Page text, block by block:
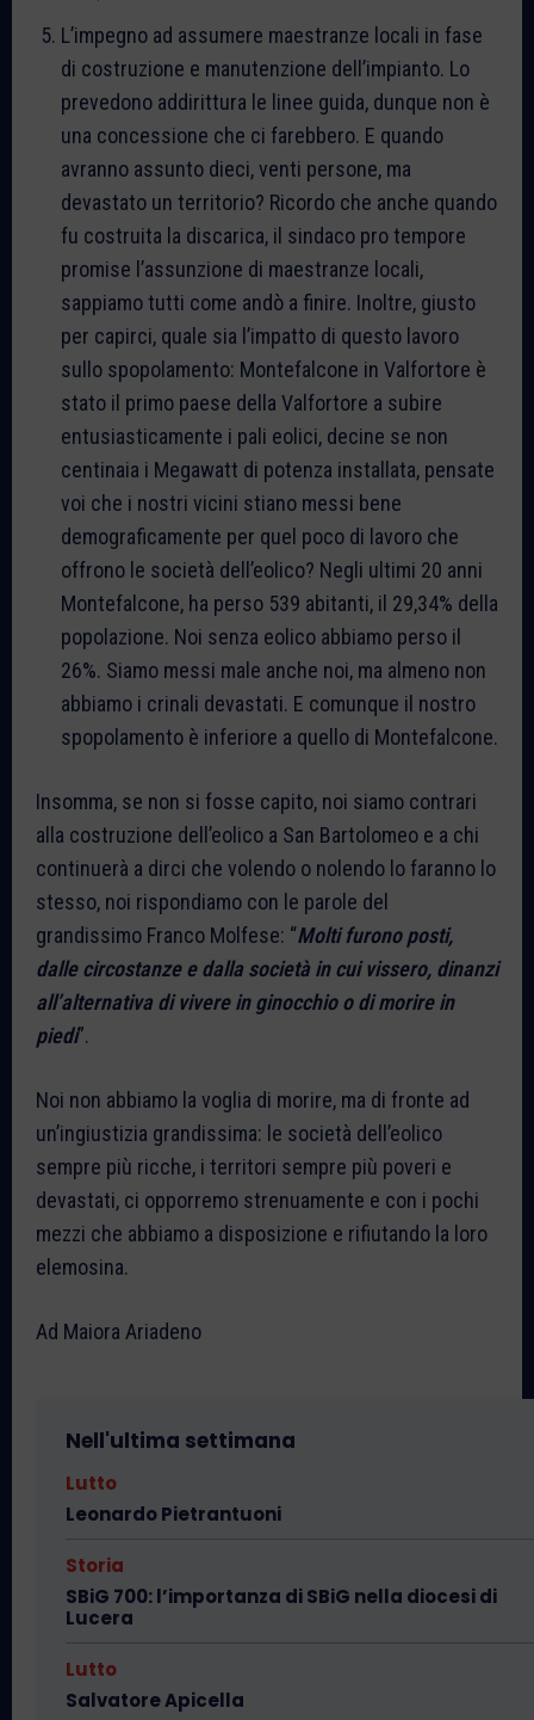
L’impegno ad assumere maestranze locali in fase
di costruzione e manutenzione dell’impianto. Lo
prevedono addirittura le linee guida, dunque non è
una concessione che ci farebbero. E quando
avranno assunto dieci, venti persone, ma
devastato un territorio? Ricordo che anche quando
fu costruita la discarica, il sindaco pro tempore
promise l’assunzione di maestranze locali,
sappiamo tutti come andò a finire. Inoltre, giusto
per capirci, quale sia l’impatto di questo lavoro
sullo spopolamento: Montefalcone in Valfortore è
stato il primo paese della Valfortore a subire
entusiasticamente i pali eolici, decine se non
centinaia i Megawatt di potenza installata, pensate
voi che i nostri vicini stiano messi bene
demograficamente per quel poco di lavoro che
offrono le società dell’eolico? Negli ultimi 20 anni
Montefalcone, ha perso 539 abitanti, il 29,34% della
popolazione. Noi senza eolico abbiamo perso il
26%. Siamo messi male anche noi, ma almeno non
abbiamo i crinali devastati. E comunque il nostro
spopolamento è inferiore a quello di Montefalcone.
Insomma, se non si fosse capito, noi siamo contrari
alla costruzione dell’eolico a San Bartolomeo e a chi
continuerà a dirci che volendo o nolendo lo faranno lo
stesso, noi rispondiamo con le parole del
grandissimo Franco Molfese: “Molti furono posti,
dalle circostanze e dalla società in cui vissero, dinanzi
all’alternativa di vivere in ginocchio o di morire in
piedi”.
Noi non abbiamo la voglia di morire, ma di fronte ad
un’ingiustizia grandissima: le società dell’eolico
sempre più ricche, i territori sempre più poveri e
devastati, ci opporremo strenuamente e con i pochi
mezzi che abbiamo a disposizione e rifiutando la loro
elemosina.
Ad Maiora Ariadeno
Nell'ultima settimana
Lutto
Leonardo Pietrantuoni
Storia
SBiG 700: l’importanza di SBiG nella diocesi di
Lucera
Lutto
Salvatore Apicella